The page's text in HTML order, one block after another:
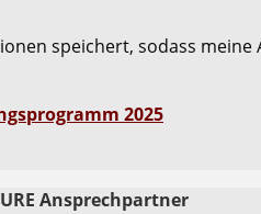
speichert, sodass
2025
Ansprechpartner